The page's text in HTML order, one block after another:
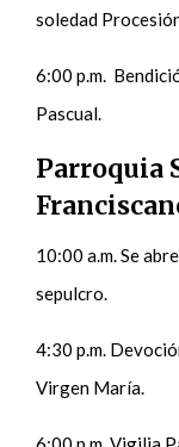
soledad
6:00 p.m.
Pascual.
Parroquia
10:00 a.m. Se
sepulcro.
4:30 p.m.
Virgen María.